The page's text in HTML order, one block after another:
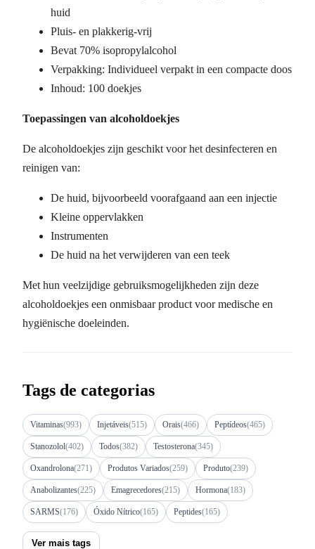
huid
Pluis- en plakkerig-vrij
Bevat 70% isopropylalcohol
Verpakking: Individueel verpakt in een compacte doos
Inhoud: 100 doekjes
Toepassingen van alcoholdoekjes
De alcoholdoekjes zijn geschikt voor het desinfecteren en
reinigen van:
De huid, bijvoorbeeld voorafgaand aan een injectie
Kleine oppervlakken
Instrumenten
De huid na het verwijderen van een teek
Met hun veelzijdige gebruiksmogelijkheden zijn deze
alcoholdoekjes een onmisbaar product voor medische en
hygiënische doeleinden.
Tags de categorias
Vitaminas(993) Injetáveis(515) Orais(466) Peptídeos(465)
Stanozolol(402) Todos(382) Testosterona(345)
Oxandrolona(271) Produtos Variados(259) Produto(239)
Anabolizantes(225) Emagrecedores(215) Hormona(183)
SARMS(176) Óxido Nítrico(165) Peptides(165)
Ver mais tags